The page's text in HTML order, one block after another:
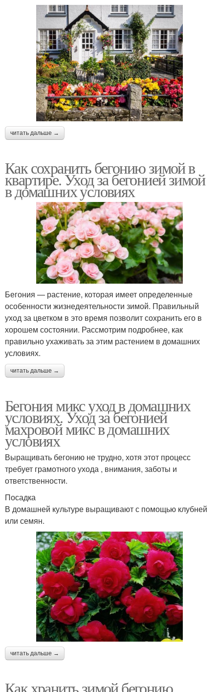
читать дальше →
Как сохранить бегонию зимой в
квартире. Уход за бегонией зимой
в домашних условиях
Бегония — растение, которая имеет определенные
особенности жизнедеятельности зимой. Правильный
уход за цветком в это время позволит сохранить его в
хорошем состоянии. Рассмотрим подробнее, как
правильно ухаживать за этим растением в домашних
условиях.
читать дальше →
Бегония микс уход в домашних
условиях. Уход за бегонией
махровой микс в домашних
условиях
Выращивать бегонию не трудно, хотя этот процесс
требует грамотного ухода , внимания, заботы и
ответственности.
Посадка
В домашней культуре выращивают с помощью клубней
или семян.
читать дальше →